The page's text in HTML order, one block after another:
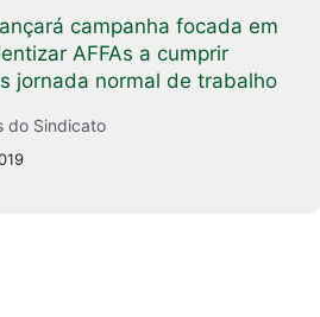
campanha focada em
AFFAs a cumprir
jornada normal de trabalho
do Sindicato